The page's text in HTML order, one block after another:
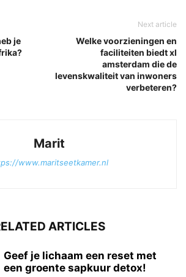
je
Next article
Welke voorzieningen en
faciliteiten biedt xl
amsterdam die de
levenskwaliteit van inwoners
verbeteren?
Marit
www.maritseetkamer.nl
ARTICLES
Geef je lichaam een reset met
een groente sapkuur detox!